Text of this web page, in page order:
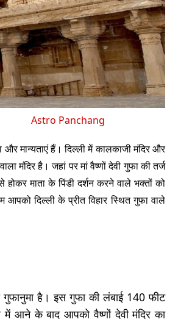
Astro Panchang
मान्यताएं हैं। दिल्ली में कालकाजी मंदिर और
मंदिर है। जहां पर मां वैष्णों देवी गुफा की तर्ज
माता के पिंडी दर्शन करने वाले भक्तों को
दिल्ली के प्रीत विहार स्थित गुफा वाले
गुफानुमा है। इस गुफा की लंबाई 140 फीट
आने के बाद आपको वैष्णों देवी मंदिर का